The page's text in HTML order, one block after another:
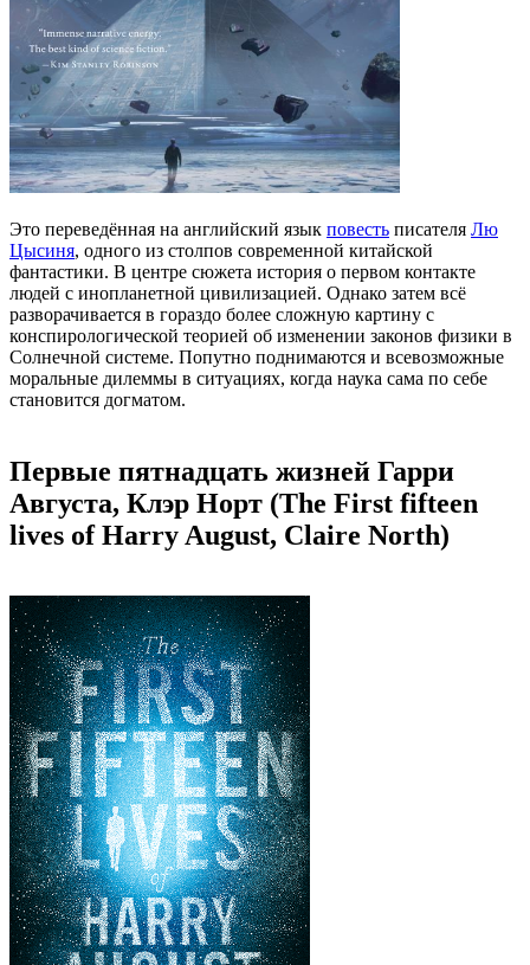
Это переведённая на английский язык повесть писателя Лю
Цысиня, одного из столпов современной китайской
фантастики. В центре сюжета история о первом контакте
людей с инопланетной цивилизацией. Однако затем всё
разворачивается в гораздо более сложную картину с
конспирологической теорией об изменении законов физики в
Солнечной системе. Попутно поднимаются и всевозможные
моральные дилеммы в ситуациях, когда наука сама по себе
становится догматом.
Первые пятнадцать жизней Гарри
Августа, Клэр Норт (The First fifteen
lives of Harry August, Claire North)